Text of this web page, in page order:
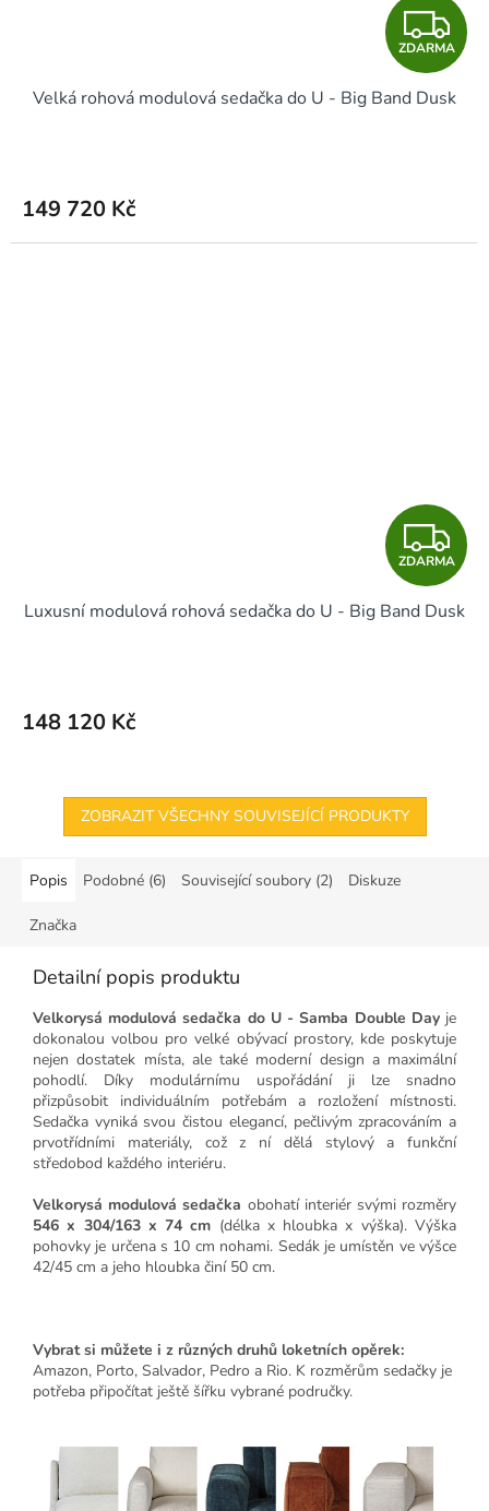
Z
D
A
A
ZDARMA
Velká rohová modulová sedačka do U - Big Band Dusk
149 720 Kč
Z
D
A
ZDARMA
Luxusní modulová rohová sedačka do U - Big Band Dusk
148 120 Kč
ZOBRAZIT VŠECHNY SOUVISEJÍCÍ PRODUKTY
Popis Podobné (6) Související soubory (2) Diskuze
Značka
Detailní popis produktu
Velkorysá modulová sedačka do U - Samba Double Day je
dokonalou volbou pro velké obývací prostory, kde poskytuje
nejen dostatek místa, ale také moderní design a maximální
pohodlí. Díky modulárnímu uspořádání ji lze snadno
přizpůsobit individuálním potřebám a rozložení místnosti.
Sedačka vyniká svou čistou elegancí, pečlivým zpracováním a
prvotřídními materiály, což z ní dělá stylový a funkční
středobod každého interiéru.
Velkorysá modulová sedačka obohatí interiér svými rozměry
546 x 304/163 x 74 cm (délka x hloubka x výška). Výška
pohovky je určena s 10 cm nohami. Sedák je umístěn ve výšce
42/45 cm a jeho hloubka činí 50 cm.
Vybrat si můžete i z různých druhů loketních opěrek:
Amazon, Porto, Salvador, Pedro a Rio. K rozměrům sedačky je
potřeba připočítat ještě šířku vybrané područky.